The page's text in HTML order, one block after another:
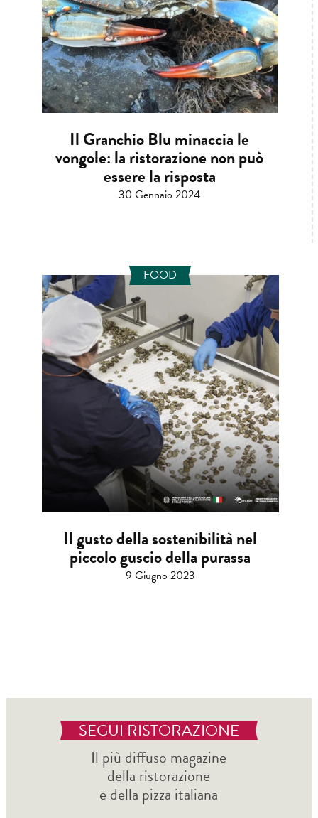
Il Granchio Blu minaccia le
vongole: la ristorazione non può
essere la risposta
30 Gennaio 2024
FOOD
Il gusto della sostenibilità nel
piccolo guscio della purassa
9 Giugno 2023
SEGUI RISTORAZIONE
Il più diffuso magazine
della ristorazione
e della pizza italiana